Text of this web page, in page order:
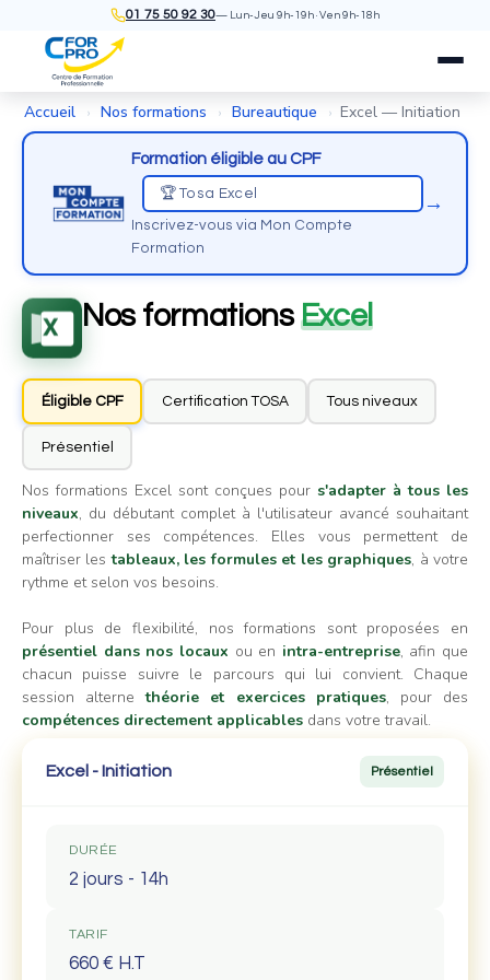
01 75 50 92 30— Lun-Jeu 9h-19h · Ven 9h-18h
Accueil › Nos formations › Bureautique › Excel — Initiation
Formation éligible au CPF
🏆 Tosa Excel
Inscrivez-vous via Mon Compte
Formation
→
Nos formations Excel
Éligible CPF Certification TOSA Tous niveaux
Présentiel
Nos formations Excel sont conçues pour s'adapter à tous les
niveaux, du débutant complet à l'utilisateur avancé souhaitant
perfectionner ses compétences. Elles vous permettent de
maîtriser lestableaux, les formules et les graphiques, à votre
rythme et selon vos besoins.
Pour plus de flexibilité, nos formations sont proposées en
présentiel dans nos locaux ou en intra-entreprise, afin que
chacun puisse suivre le parcours qui lui convient. Chaque
session alternethéorie et exercices pratiques, pour des
compétences directement applicables dans votre travail.
Excel - Initiation Présentiel
DURÉE
2 jours - 14h
TARIF
660 € H.T